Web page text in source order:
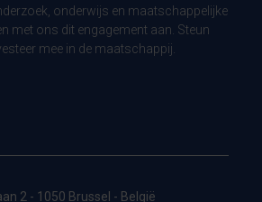
onderwijs en maatschappelijke
met ons dit engagement aan. Steun
mee in de maatschappij.
2 - 1050 Brussel - België